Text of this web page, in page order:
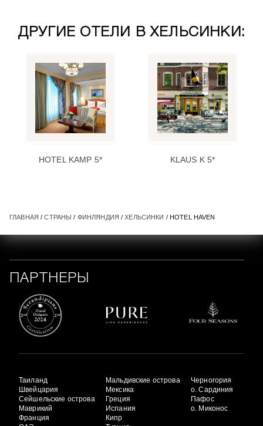
ДРУГИЕ ОТЕЛИ В ХЕЛЬСИНКИ:
HOTEL KAMP 5* KLAUS K 5*
ГЛАВНАЯ /СТРАНЫ / ФИНЛЯНДИЯ /ХЕЛЬСИНКИ / HOTEL HAVEN
ПАРТНЕРЫ
Таиланд
Швейцария
Сейшельские острова
Маврикий
Франция
Мальдивские острова
Мексика
Греция
Испания
Кипр
Черногория
о. Сардиния
Пафос
о. Миконос